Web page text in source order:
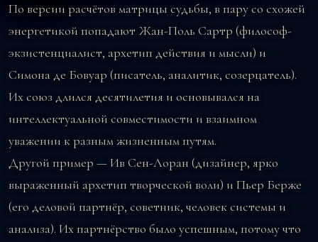
По версии расчётов матрицы судьбы, в пару со схожей
энергетикой попадают Жан-Поль Сартр (философ-
экзистенциалист, архетип действия и мысли) и
Симона де Бовуар (писатель, аналитик, созерцатель).
Их союз длился десятилетия и основывался на
интеллектуальной совместимости и взаимном
уважении к разным жизненным путям.
Другой пример — Ив Сен-Лоран (дизайнер, ярко
выраженный архетип творческой воли) и Пьер Берже
(его деловой партнёр, советник, человек системы и
анализа). Их партнёрство было успешным, потому что